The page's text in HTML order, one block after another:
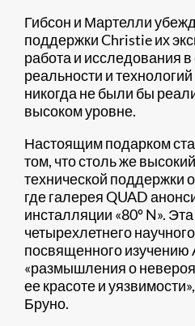
Гибсон и Мартелли
поддержки Christie их
работа и исследования
реальности и
никогда не были бы
высоком уровне.
Настоящим подарком
том, что столь же
технической поддержки
где галерея QUAD
инсталляции «80º N».
четырехлетнего
посвященного изучению
«размышления о
ее красоте и
Бруно.